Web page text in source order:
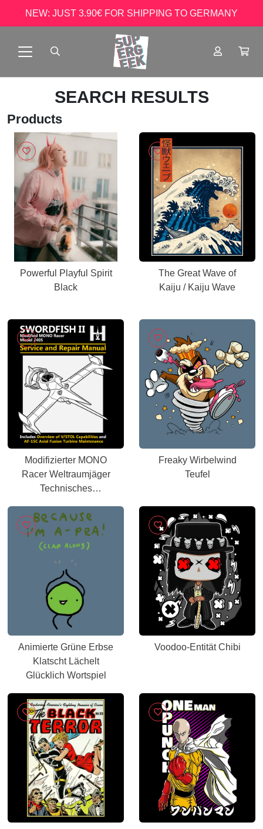
NEW: JUST 3.90€ FOR SHIPPING TO GERMANY
SEARCH RESULTS
Products
Powerful Playful Spirit
Black
The Great Wave of
Kaiju / Kaiju Wave
Modifizierter MONO
Racer Weltraumjäger
Technisches
Freaky Wirbelwind
Teufel
Animierte Grüne Erbse
Klatscht Lächelt
Glücklich Wortspiel
Voodoo-Entität Chibi